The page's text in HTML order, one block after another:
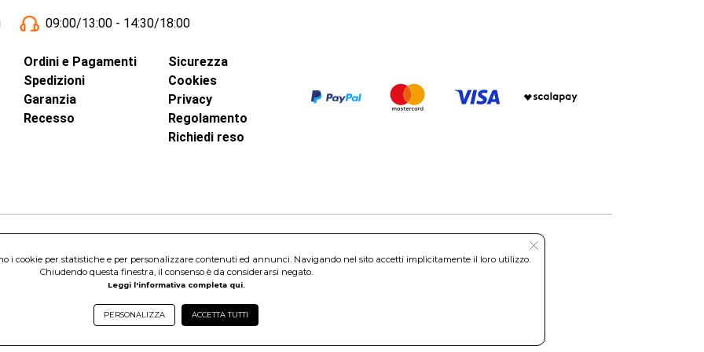
09:00/13:00 - 14:30/18:00
Ordini e Pagamenti
Spedizioni
Garanzia
Recesso
Sicurezza
Cookies
Privacy
Regolamento
Richiedi reso
40 - 00015 Monterotondo Scalo (RM)
Sociale 1.600.000,00 Euro i.v. Iscritto al Registro delle Imprese di Roma REA: RM-535144
Scalo (RM) - Telefono:06.90095358
i cookie per statistiche e per personalizzare contenuti ed annunci. Navigando nel sito accetti implicitamente il loro utilizzo.
Chiudendo questa finestra, il consenso è da considerarsi negato.
Leggi l'informativa completa qui.
PERSONALIZZA ACCETTA TUTTI